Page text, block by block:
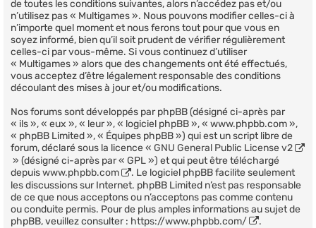
de toutes les conditions suivantes, alors n’accédez pas et/ou
n’utilisez pas « Multigames ». Nous pouvons modifier celles-ci à
n’importe quel moment et nous ferons tout pour que vous en
soyez informé, bien qu’il soit prudent de vérifier régulièrement
celles-ci par vous-même. Si vous continuez d’utiliser
« Multigames » alors que des changements ont été effectués,
vous acceptez d’être légalement responsable des conditions
découlant des mises à jour et/ou modifications.
Nos forums sont développés par phpBB (désigné ci-après par
« ils », « eux », « leur », « logiciel phpBB », « www.phpbb.com »,
« phpBB Limited », « Équipes phpBB ») qui est un script libre de
forum, déclaré sous la licence « GNU General Public License v2
» (désigné ci-après par « GPL ») et qui peut être téléchargé
depuiswww.phpbb.com
. Le logiciel phpBB facilite seulement
les discussions sur Internet. phpBB Limited n’est pas responsable
de ce que nous acceptons ou n’acceptons pas comme contenu
ou conduite permis. Pour de plus amples informations au sujet de
phpBB, veuillez consulter : https://www.phpbb.com/ .